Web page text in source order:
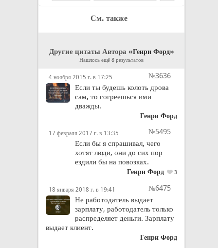
См. также
Другие цитаты Автора «Генри Форд»
Нашлось ещё 8 результатов
4 ноября 2015 г. в 17:25
№3636
Если ты будешь колоть дрова
сам, то согреешься ими
дважды.
Генри Форд
17 февраля 2017 г. в 13:35
№5495
Если бы я спрашивал, чего
хотят люди, они до сих пор
ездили бы на повозках.
Генри Форд 3
18 января 2018 г. в 19:41
№6475
Не работодатель выдает
зарплату, работодатель только
распределяет деньги. Зарплату
выдает клиент.
Генри Форд